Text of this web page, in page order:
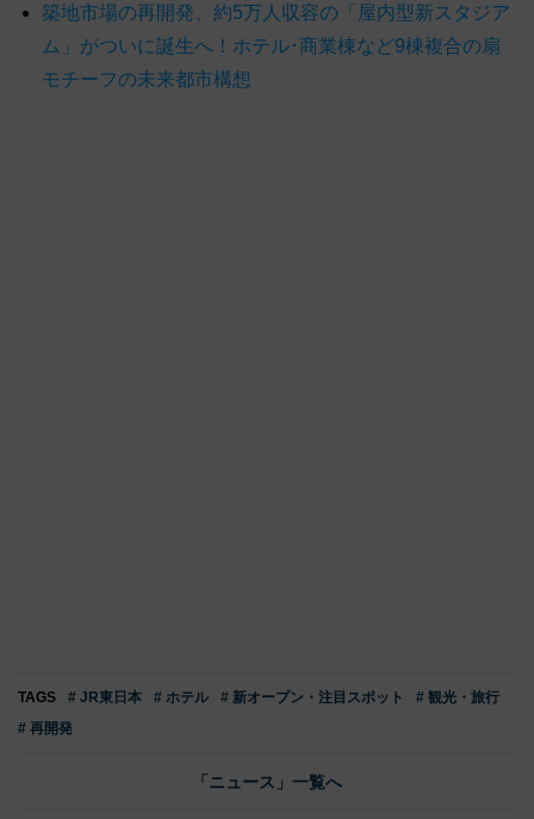
築地市場の再開発、約5万人収容の「屋内型新スタジア
ム」がついに誕生へ！ホテル･商業棟など9棟複合の扇
モチーフの未来都市構想
TAGS # JR東日本 # ホテル # 新オープン・注目スポット
# 観光・旅行
# 再開発
「ニュース」一覧へ